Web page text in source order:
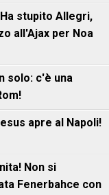
stupito Allegri,
all'Ajax per Noa
solo: c'è una
apre al Napoli!
Non si
Fenerbahce con